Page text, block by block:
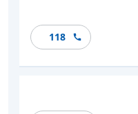
118